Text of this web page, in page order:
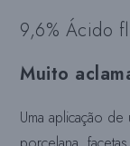
9,6% Ácido
Muito
Uma aplicação